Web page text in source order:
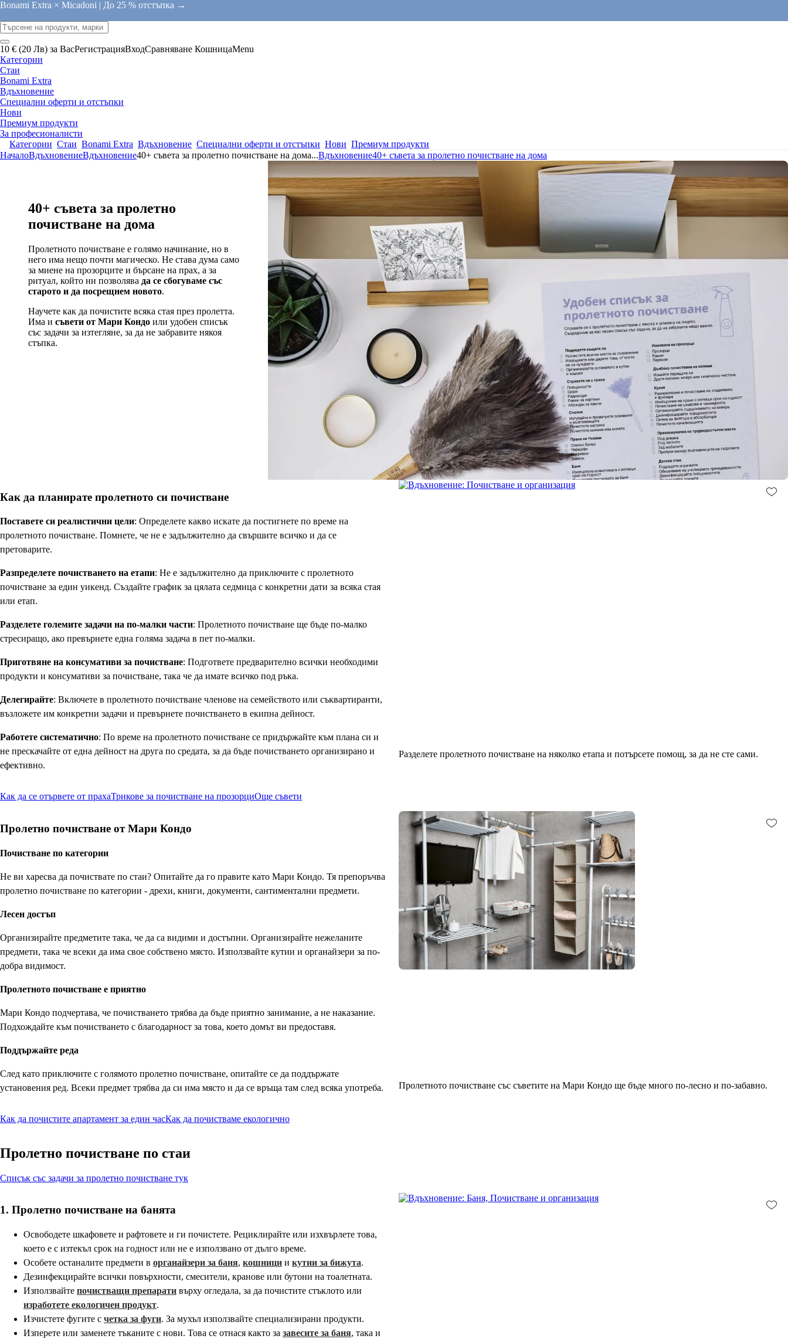
Bonami Extra × Micadoni | До 25 % отстъпка →
10 € (20 Лв) за ВасРегистрацияВходСравняване КошницаMenu
Категории
Стаи
Bonami Extra
Вдъхновение
Специални оферти и отстъпки
Нови
Премиум продукти
За професионалисти
Категории Стаи Bonami Extra Вдъхновение Специални оферти и отстъпки Нови Премиум продукти
НачалоВдъхновениеВдъхновение40+ съвета за пролетно почистване на дома...Вдъхновение40+ съвета за пролетно почистване на дома
40+ съвета за пролетно
почистване на дома
Пролетното почистване е голямо начинание, но в
него има нещо почти магическо. Не става дума само
за миене на прозорците и бърсане на прах, а за
ритуал, който ни позволява да се сбогуваме със
старото и да посрещнем новото.
Научете как да почистите всяка стая през пролетта.
Има и съвети от Мари Кондо или удобен списък
със задачи за изтегляне, за да не забравите някоя
стъпка.
Как да планирате пролетното си почистване
Поставете си реалистични цели: Определете какво искате да постигнете по време на
пролетното почистване. Помнете, че не е задължително да свършите всичко и да се
претоварите.
Разпределете почистването на етапи: Не е задължително да приключите с пролетното
почистване за един уикенд. Създайте график за цялата седмица с конкретни дати за всяка стая
или етап.
Разделете големите задачи на по-малки части: Пролетното почистване ще бъде по-малко
стресиращо, ако превърнете една голяма задача в пет по-малки.
Приготвяне на консумативи за почистване: Подгответе предварително всички необходими
продукти и консумативи за почистване, така че да имате всичко под ръка.
Делегирайте: Включете в пролетното почистване членове на семейството или съквартиранти,
възложете им конкретни задачи и превърнете почистването в екипна дейност.
Работете систематично: По време на пролетното почистване се придържайте към плана си и
не прескачайте от една дейност на друга по средата, за да бъде почистването организирано и
ефективно.
Как да се отървете от прахаТрикове за почистване на прозорциОще съвети
Разделете пролетното почистване на няколко етапа и потърсете помощ, за да не сте сами.
Пролетно почистване от Мари Кондо
Почистване по категории
Не ви харесва да почиствате по стаи? Опитайте да го правите като Мари Кондо. Тя препоръчва
пролетно почистване по категории - дрехи, книги, документи, сантиментални предмети.
Лесен достъп
Организирайте предметите така, че да са видими и достъпни. Организирайте нежеланите
предмети, така че всеки да има свое собствено място. Използвайте кутии и органайзери за по-
добра видимост.
Пролетното почистване е приятно
Мари Кондо подчертава, че почистването трябва да бъде приятно занимание, а не наказание.
Подхождайте към почистването с благодарност за това, което домът ви предоставя.
Поддържайте реда
След като приключите с голямото пролетно почистване, опитайте се да поддържате
установения ред. Всеки предмет трябва да си има място и да се връща там след всяка употреба.
Как да почистите апартамент за един часКак да почистваме екологично
Пролетното почистване със съветите на Мари Кондо ще бъде много по-лесно и по-забавно.
Пролетно почистване по стаи
Списък със задачи за пролетно почистване тук
1. Пролетно почистване на банята
Освободете шкафовете и рафтовете и ги почистете. Рециклирайте или изхвърлете това,
което е с изтекъл срок на годност или не е използвано от дълго време.
Особете останалите предмети в органайзери за баня, кошници и кутии за бижута.
Дезинфекцирайте всички повърхности, смесители, кранове или бутони на тоалетната.
Използвайте почистващи препарати върху огледала, за да почистите стъклото или
изработете екологичен продукт.
Изчистете фугите с четка за фуги. За мухъл използвайте специализирани продукти.
Изперете или заменете тъканите с нови. Това се отнася както за завесите за баня, така и